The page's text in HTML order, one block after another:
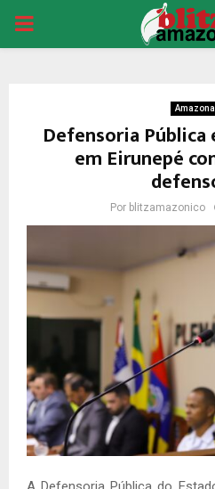
PRIMARY
Defensoria Pública
em Eirunepé
Por blitzamazonico